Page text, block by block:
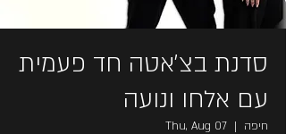
סדנת בצ'אטה חד פעמית
עם אלחו ונועה
Thu, Aug 07
  |
חיפה